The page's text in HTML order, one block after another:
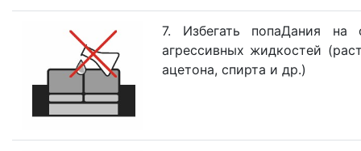
7. Избегать попаДания на
агрессивных жидкостей
ацетона, спирта и др.)